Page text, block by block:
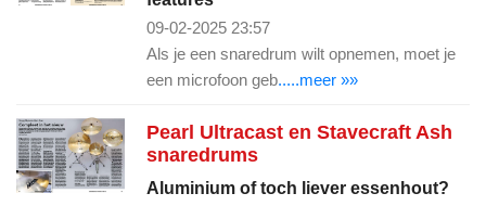
09-02-2025 23:57
Als je een snaredrum wilt opnemen, moet je
een microfoon geb.....meer »»
Pearl Ultracast en Stavecraft Ash
snaredrums
Aluminium of toch liever essenhout?